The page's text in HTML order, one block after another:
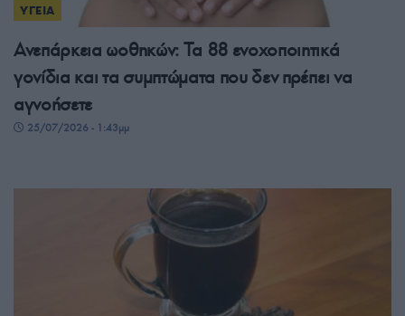
ΥΓΕΙΑ
Ανεπάρκεια ωοθηκών: Τα 88 ενοχοποιητικά
γονίδια και τα συμπτώματα που δεν πρέπει να
αγνοήσετε
25/07/2026 - 1:43μμ